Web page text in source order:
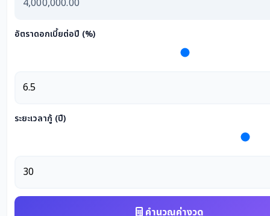
อัตราดอกเบี้ยต่อปี (%)
ระยะเวลากู้ (ปี)
คำนวณค่างวด